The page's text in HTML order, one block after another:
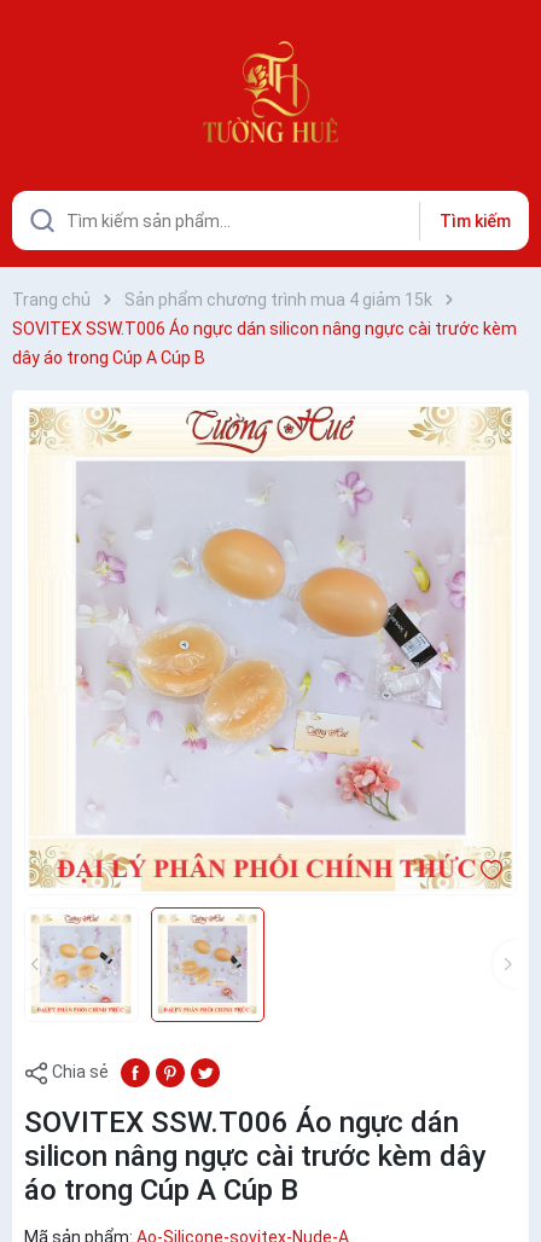
Tìm kiếm
Trang chủ
Sản phẩm chương trình mua 4 giảm 15k
SOVITEX SSW.T006 Áo ngực dán silicon nâng ngực cài trước kèm
dây áo trong Cúp A Cúp B
Chia sẻ
SOVITEX SSW.T006 Áo ngực dán
silicon nâng ngực cài trước kèm dây
áo trong Cúp A Cúp B
Mã sản phẩm: Ao-Silicone-sovitex-Nude-A